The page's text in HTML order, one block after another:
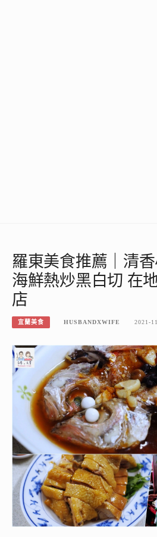
羅東美食推薦｜清
海鮮熱炒黑白切 在
店
宜蘭美食 HUSBANDXWIFE 2021-